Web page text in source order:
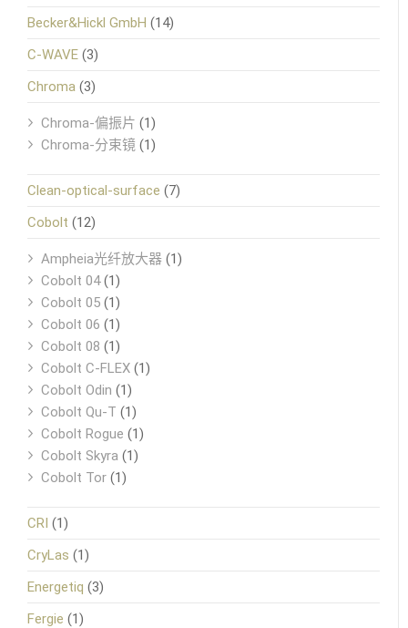
Becker&Hickl GmbH (14)
C-WAVE (3)
Chroma (3)
Chroma-偏振片 (1)
Chroma-分束镜 (1)
Clean-optical-surface (7)
Cobolt (12)
Ampheia光纤放大器 (1)
Cobolt 04(1)
Cobolt 05 (1)
Cobolt 06 (1)
Cobolt 08 (1)
Cobolt C-FLEX (1)
Cobolt Odin (1)
Cobolt Qu-T (1)
Cobolt Rogue (1)
Cobolt Skyra (1)
Cobolt Tor (1)
CRI (1)
CryLas (1)
Energetiq (3)
Fergie (1)